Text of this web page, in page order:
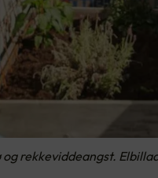
og rekkeviddeangst.